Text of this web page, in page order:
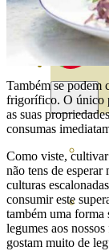
Também se podem
frigorífico. O único
as suas
consumas
Como viste,
não tens de
culturas
consumir este
também uma forma
legumes aos
gostam muito de